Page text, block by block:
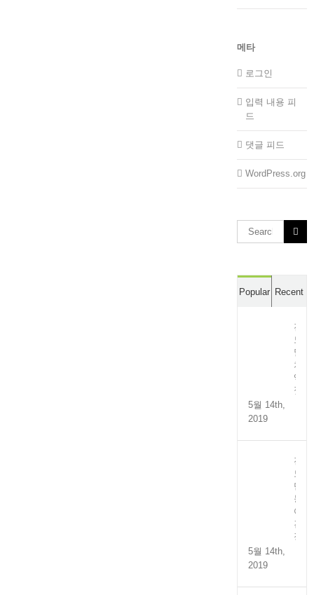
메타
로그인
입력 내용 피
드
댓글 피드
WordPress.org
Search
for:
Popular Recent
전
도
멸
치
액
젓
5월 14th,
2019
전
도
만
능
어
간
장
5월 14th,
2019